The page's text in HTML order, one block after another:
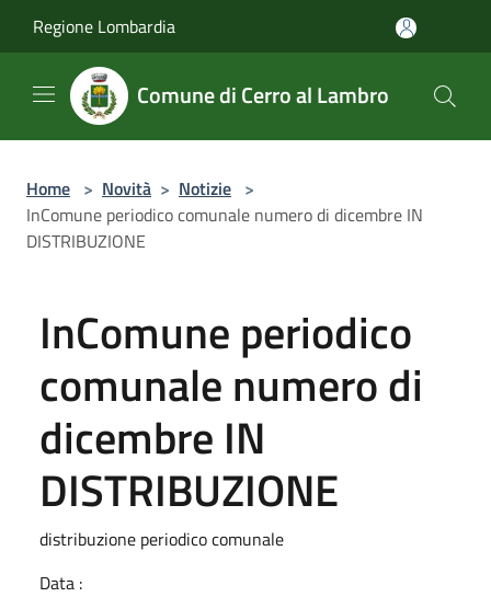
Regione Lombardia
Comune di Cerro al Lambro
Home > Novità > Notizie >
InComune periodico comunale numero di dicembre IN
DISTRIBUZIONE
InComune periodico
comunale numero di
dicembre IN
DISTRIBUZIONE
distribuzione periodico comunale
Data :